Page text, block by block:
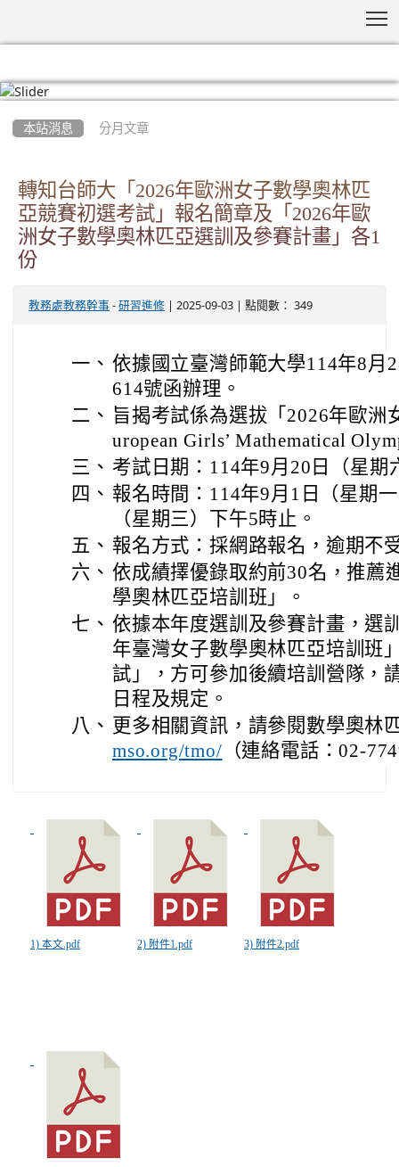
本站消息 分月文章
轉知台師大「2026年歐洲女子數學奧林匹
亞競賽初選考試」報名簡章及「2026年歐
洲女子數學奧林匹亞選訓及參賽計畫」各1
份
教務處教務幹事 - 研習進修 | 2025-09-03 | 點閱數： 349
一、 依據國立臺灣師範大學114年8月
614號函辦理。
二、 旨揭考試係為選拔「2026年歐洲
uropean Girls’ Mathematical
三、 考試日期：114年9月20日（星期
四、 報名時間：114年9月1日（星期
（星期三）下午5時止。
五、 報名方式：採網路報名，逾期不
六、 依成績擇優錄取約前30名，推薦
學奧林匹亞培訓班」。
七、 依據本年度選訓及參賽計畫，選
年臺灣女子數學奧林匹亞培訓班
試」，方可參加後續培訓營隊，
日程及規定。
八、 更多相關資訊，請參閱數學奧林
mso.org/tmo/ （連絡電話：02-
1) 本文.pdf 2) 附件1.pdf 3) 附件2.pdf